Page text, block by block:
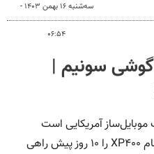
سه‌شنبه ۱۶ بهمن ۱۴۰۳ -
۰۶:۵۴
گوشی سونیم |
آمریکایی است
جدیدترین گوشی هوشمند خود با نام XP۴۰۰ را ۱۰ روز پیش راهی